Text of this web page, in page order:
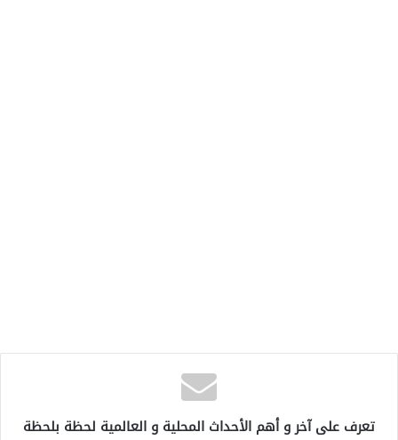
تعرف على آخر و أهم الأحداث المحلية و العالمية لحظة بلحظة